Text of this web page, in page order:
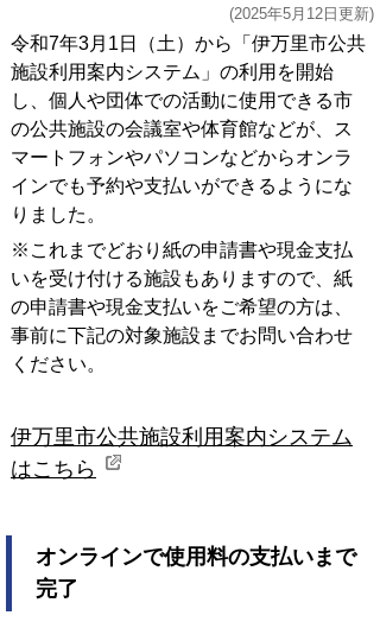
(2025年5月12日更新)
令和7年3月1日（土）から「伊万里市公共
施設利用案内システム」の利用を開始
し、個人や団体での活動に使用できる市
の公共施設の会議室や体育館などが、ス
マートフォンやパソコンなどからオンラ
インでも予約や支払いができるようにな
りました。
※これまでどおり紙の申請書や現金支払
いを受け付ける施設もありますので、紙
の申請書や現金支払いをご希望の方は、
事前に下記の対象施設までお問い合わせ
ください。
伊万里市公共施設利用案内システム
はこちら
オンラインで使用料の支払いまで
完了